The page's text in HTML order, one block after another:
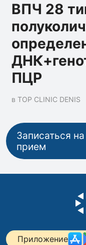
ВПЧ 28
ПЦР
в TOP CLINIC DENIS
Записаться на
прием
Приложение